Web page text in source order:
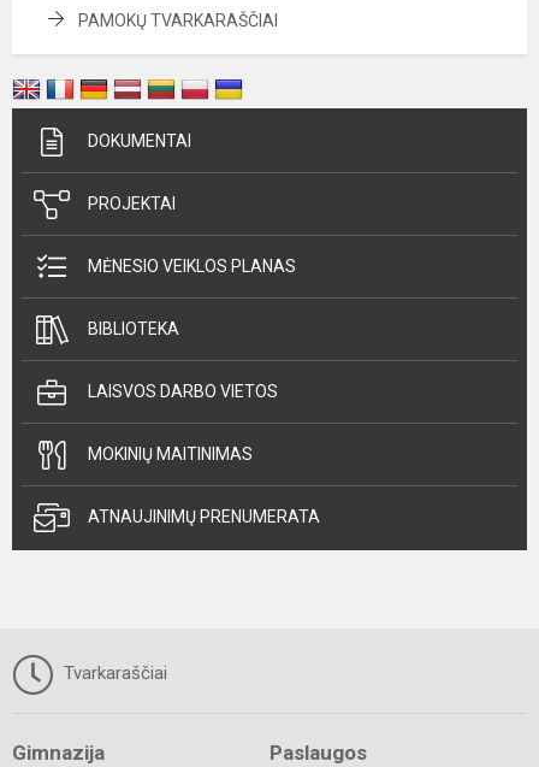
PAMOKŲ TVARKARAŠČIAI
DOKUMENTAI
PROJEKTAI
MĖNESIO VEIKLOS PLANAS
BIBLIOTEKA
LAISVOS DARBO VIETOS
MOKINIŲ MAITINIMAS
ATNAUJINIMŲ PRENUMERATA
Tvarkaraščiai
Gimnazija Paslaugos